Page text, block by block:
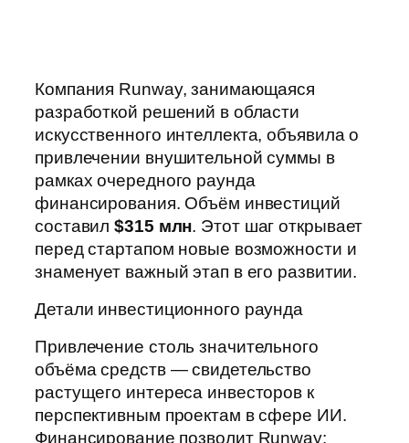
Компания Runway, занимающаяся
разработкой решений в области
искусственного интеллекта, объявила о
привлечении внушительной суммы в
рамках очередного раунда
финансирования. Объём инвестиций
составил$315 млн. Этот шаг открывает
перед стартапом новые возможности и
знаменует важный этап в его развитии.
Детали инвестиционного раунда
Привлечение столь значительного
объёма средств — свидетельство
растущего интереса инвесторов к
перспективным проектам в сфере ИИ.
Финансирование позволит Runway: